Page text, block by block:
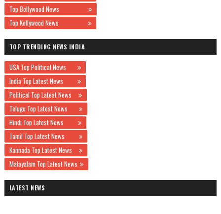
Top Bollywood News
Top Kollywood News
TOP TRENDING NEWS INDIA
USA Top Political News
India Top Latest News
Political Top Latest News
Telugu Top Latest News
Hindi Top Latest News
Tamil Top Latest News
Kannada Top Latest News
Malayalam Top Latest News
LATEST NEWS